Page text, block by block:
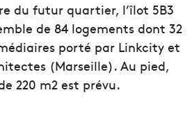
du futur quartier, l’îlot 5B3
de 84 logements dont 32
porté par Linkcity et
(Marseille). Au pied,
220 m2 est prévu.